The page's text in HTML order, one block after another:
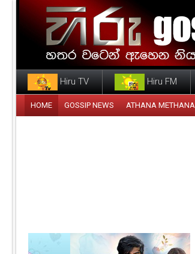
Hiru TV Hiru FM
HOME GOSSIP NEWS ATHANA METHANA